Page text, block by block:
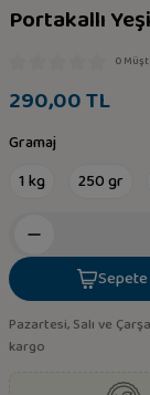
Portakallı
0
290,00 TL
Gramaj
1 kg
250 gr
Pazartesi, Salı ve
kargo